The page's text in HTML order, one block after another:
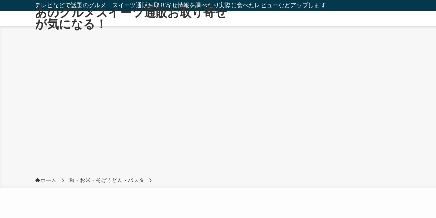
テレビなどで話題のグルメ・スイーツ通販お取り寄せ情報を調べたり実際に食べたレビューなどアップします！
あのグルメスイーツ通販お取り寄せ
が気になる！
ホーム 麺・お米・そばうどん・パスタ